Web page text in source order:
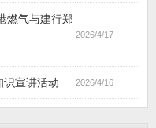
燃气与建行郑
2026/4/17
识宣讲活动 2026/4/16